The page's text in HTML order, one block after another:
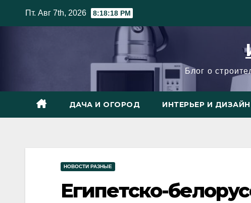
Пт. Авг 7th, 2026 8:18:19 PM
Блог о
ДАЧА И ОГОРОД ИНТЕРЬЕР И ДИЗАЙН
НОВОСТИ РАЗНЫЕ
Египетско-